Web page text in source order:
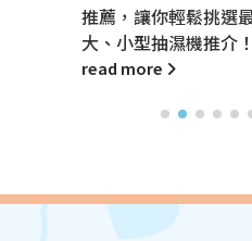
推薦，讓你輕鬆挑選
大、小型抽濕機推介！
read more